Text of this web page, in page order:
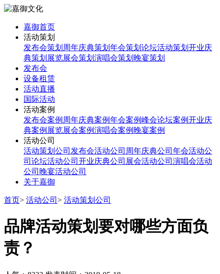
嘉御首页
活动策划
发布会策划 周年庆典策划 年会策划 论坛活动策划 开业庆
典策划 展览展会策划 演唱会策划 晚宴策划
发布会
设备租赁
活动直播
国际活动
活动案例
发布会案例 周年庆典案例年会案例峰会论坛案例开业庆
典案例 展览展会案例演唱会案例 晚宴案例
活动公司
活动策划公司 发布会活动公司 周年庆典公司 年会活动公
司 论坛活动公司 开业庆典公司 展会活动公司 演唱会活动
公司 晚宴活动公司
关于嘉御
首页> 活动公司 > 活动策划公司
品牌活动策划要对哪些方面负
责？